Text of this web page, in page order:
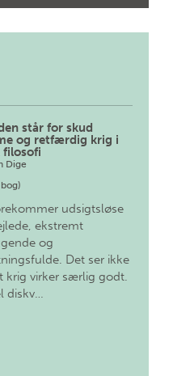
står for skud
og retfærdig krig i
filosofi
Dige
udsigtsløse
ekstremt
og
Det ser ikke
krig virker særlig godt.
diskv…